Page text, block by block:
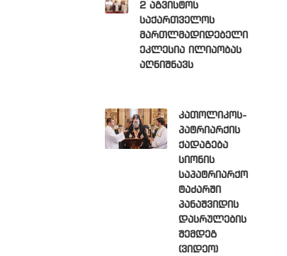
2 აგვისტოს
საქართველოს
მართლმადიდებელი
ეკლესია ილიაობას
აღნიშნავს
კათოლიკოს-
პატრიარქის
ქადაგება
სიონის
საპატრიარქო
ტაძარში
პანაშვიდის
დასრულების
შემდეგ
(ვიდეო)